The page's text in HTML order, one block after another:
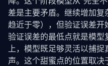
差是主要矛盾。继续增加
趋近于零），但验证误差
验证误差的最低点就是模
上，模型既足够灵活以捕
声。这个甜蜜点的位置取